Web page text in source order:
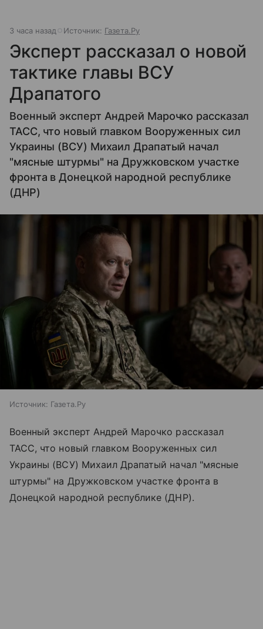
3 часа назад Источник: Газета.Ру
Эксперт рассказал о новой
тактике главы ВСУ
Драпатого
Военный эксперт Андрей Марочко рассказал
ТАСС, что новый главком Вооруженных сил
Украины (ВСУ) Михаил Драпатый начал
"мясные штурмы" на Дружковском участке
фронта в Донецкой народной республике
(ДНР)
Источник: Газета.Ру
Военный эксперт Андрей Марочко рассказал
ТАСС, что новый главком Вооруженных сил
Украины (ВСУ) Михаил Драпатый начал "мясные
штурмы" на Дружковском участке фронта в
Донецкой народной республике (ДНР).